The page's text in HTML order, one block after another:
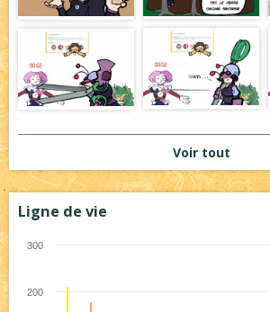
Voir tout
Ligne de vie
200
300